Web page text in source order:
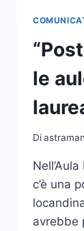
le
Di
c’è una
avrebbe